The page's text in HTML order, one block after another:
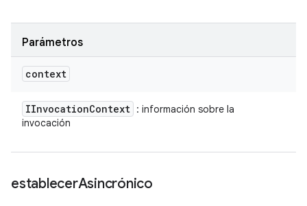
Parámetros
context
IInvocationContext : información sobre la
invocación
establecerAsincrónico